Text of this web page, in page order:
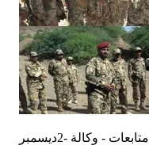
- وكالة -2ديسمبر